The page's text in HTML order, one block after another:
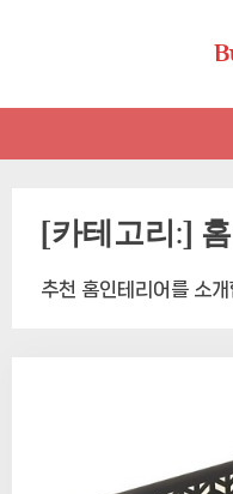
[카테고리:]
추천 홈인테리어를 소